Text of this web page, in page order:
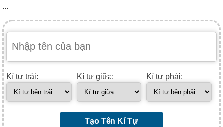
...
Kí tự trái: Kí tự giữa: Kí tự phải:
Tạo Tên Kí Tự